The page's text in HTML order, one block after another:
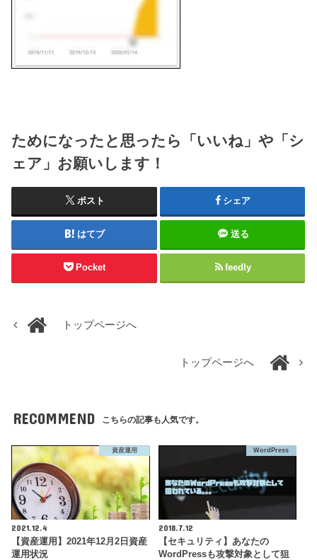
ためになったと思ったら「いいね」や「シ
ェア」お願いします！
ポスト シェア
はてブ 送る
Pocket feedly
トップページへ
トップページへ
RECOMMEND こちらの記事も人気です。
資産運用
2021.12.4
【資産運用】2021年12月2日資産
運用状況
WordPress
2018.7.12
【セキュリティ】あなたの
WordPressも攻撃対象として狙